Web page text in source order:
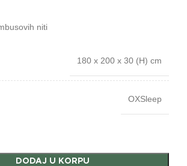
niti
180 x 200 x 30 (H) cm
OXSleep
DODAJ U KORPU